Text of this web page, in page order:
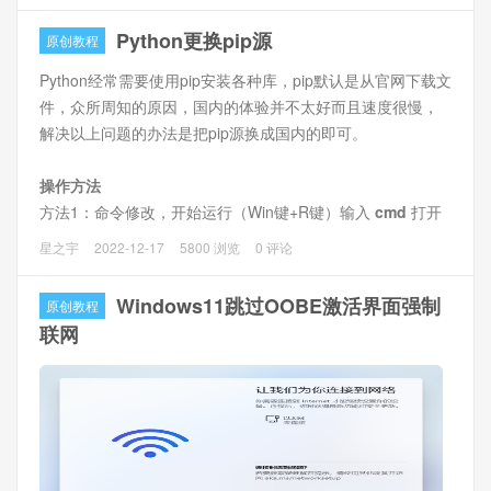
requests ModuleNotFoundError: No module named
‘requests’”
问题分析
没有安装requests库
原创教程 Python更换pip源
Python经常需要使用pip安装各种库，pip默认是从官网下载文
件，众所周知的原因，国内的体验并不太好而且速度很慢，
解决以上问题的办法是把pip源换成国内的即可。
操作方法
方法1：命令修改，开始运行（Win键+R键）输入 cmd 打开
命令窗口，输入以下命令即可。
星之宇 2022-12-17 5800 浏览 0 评论
原创教程
Windows11跳过OOBE激活界面强制
联网